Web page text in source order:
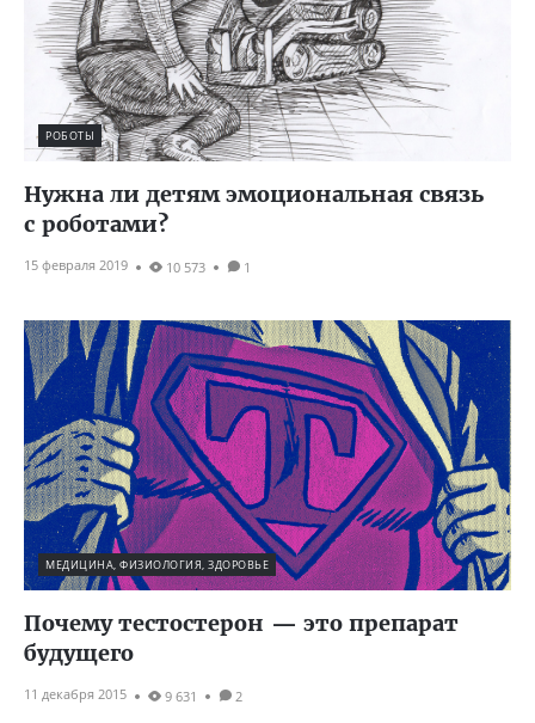
РОБОТЫ
Нужна ли детям эмоциональная связь
с роботами?
15 февраля 2019 10 573 1
МЕДИЦИНА, ФИЗИОЛОГИЯ, ЗДОРОВЬЕ
Почему тестостерон — это препарат
будущего
11 декабря 2015 9 631 2